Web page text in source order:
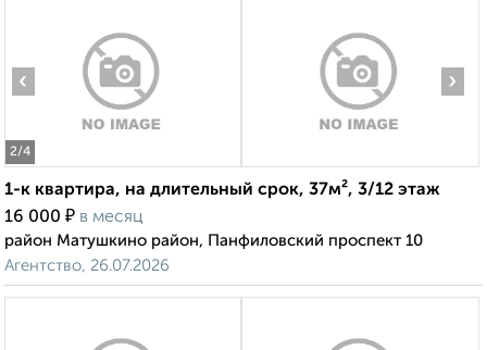
2/4
‹ ›
1-к квартира, на длительный срок, 37м², 3/12 этаж
16 000 ₽ в месяц
район Матушкино район, Панфиловский проспект 10
Агентство, 26.07.2026